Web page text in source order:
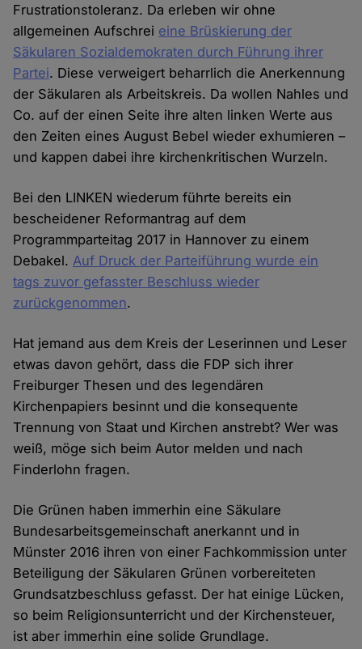
Frustrationstoleranz. Da erleben wir ohne
allgemeinen Aufschrei eine Brüskierung der
Säkularen Sozialdemokraten durch Führung ihrer
Partei. Diese verweigert beharrlich die Anerkennung
der Säkularen als Arbeitskreis. Da wollen Nahles und
Co. auf der einen Seite ihre alten linken Werte aus
den Zeiten eines August Bebel wieder exhumieren –
und kappen dabei ihre kirchenkritischen Wurzeln.
Bei den LINKEN wiederum führte bereits ein
bescheidener Reformantrag auf dem
Programmparteitag 2017 in Hannover zu einem
Debakel.Auf Druck der Parteiführung wurde ein
tags zuvor gefasster Beschluss wieder
zurückgenommen.
Hat jemand aus dem Kreis der Leserinnen und Leser
etwas davon gehört, dass die FDP sich ihrer
Freiburger Thesen und des legendären
Kirchenpapiers besinnt und die konsequente
Trennung von Staat und Kirchen anstrebt? Wer was
weiß, möge sich beim Autor melden und nach
Finderlohn fragen.
Die Grünen haben immerhin eine Säkulare
Bundesarbeitsgemeinschaft anerkannt und in
Münster 2016 ihren von einer Fachkommission unter
Beteiligung der Säkularen Grünen vorbereiteten
Grundsatzbeschluss gefasst. Der hat einige Lücken,
so beim Religionsunterricht und der Kirchensteuer,
ist aber immerhin eine solide Grundlage.